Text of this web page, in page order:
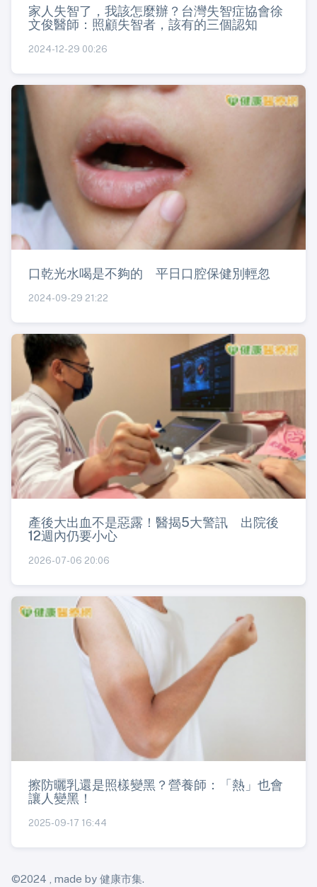
家人失智了，我該怎麼辦？台灣失智症協會徐
文俊醫師：照顧失智者，該有的三個認知
2024-12-29 00:26
口乾光水喝是不夠的 平日口腔保健別輕忽
2024-09-29 21:22
產後大出血不是惡露！醫揭5大警訊 出院後
12週內仍要小心
2026-07-06 20:06
擦防曬乳還是照樣變黑？營養師：「熱」也會
讓人變黑！
2025-09-17 16:44
©2024 , made by 健康市集.